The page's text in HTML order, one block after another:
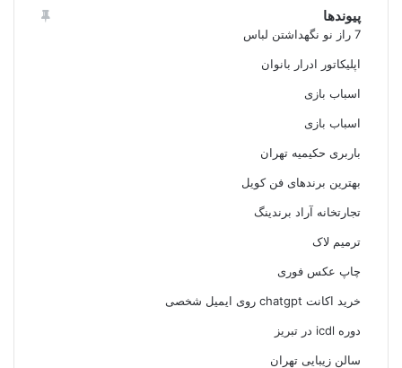
پیوندها
7 راز نو نگهداشتن لباس
اپلیکاتور ادرار بانوان
اسباب بازی
اسباب بازی
باربری حکیمیه تهران
بهترین برندهای فن کویل
تجارتخانه آراد برندینگ
ترمیم لاک
چاپ عکس فوری
خرید اکانت chatgpt روی ایمیل شخصی
دوره icdl در تبریز
سالن زیبایی تهران